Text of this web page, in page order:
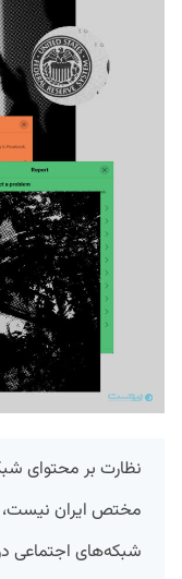
نظارت بر محتوای
مختص ایران نیست،
شبکه‌های اجتماعی